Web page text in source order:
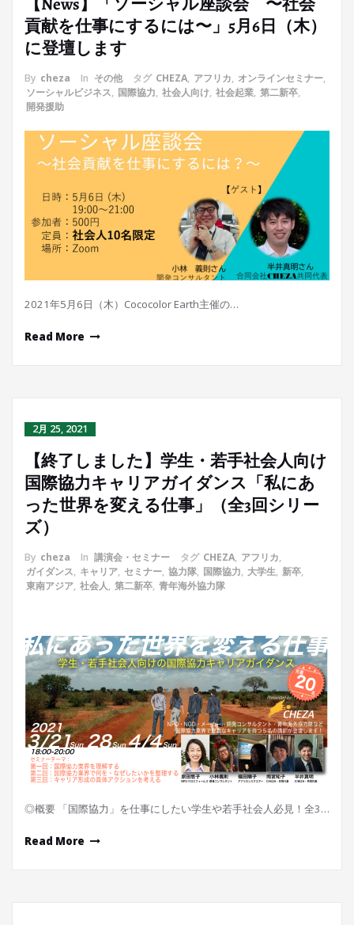
貢献を仕事にするには〜」5月6日（木）
に登壇します
By cheza In その他 タグ CHEZA, アフリカ, オンラインセミナー,
ソーシャルビジネス, 国際協力, 社会人向け, 社会起業, 第二新卒,
開発援助
2021年5月6日（木）Cococolor Earth主催の…
Read More
2月 25, 2021
【終了しました】学生・若手社会人向け
国際協力キャリアガイダンス「私にあ
った世界を変える仕事」（全3回シリー
ズ）
By cheza In 講演会・セミナー タグ CHEZA, アフリカ,
ガイダンス, キャリア, セミナー, 協力隊, 国際協力, 大学生, 新卒,
東南アジア, 社会人, 第二新卒, 青年海外協力隊
◎概要 「国際協力」を仕事にしたい学生や若手社会人必見！全3…
Read More